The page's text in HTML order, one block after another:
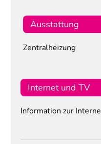
Ausstattung
Zentralheizung
Internet und TV
Information zur